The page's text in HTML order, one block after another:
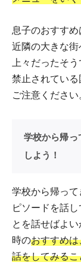
息子のおすす
近隣の大きな
上々だったそ
禁止されてい
ご注意ください
学校から帰っ
しよう！
学校から帰っ
ピソードを話
とを話せばよ
時のおすすめ
話をしてみるこ